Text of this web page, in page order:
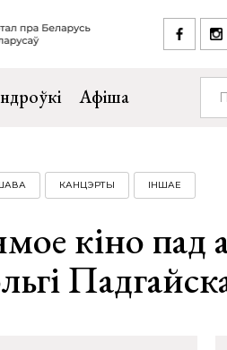
Афіша
КАНЦЭРТЫ ІНШАЕ
кіно пад